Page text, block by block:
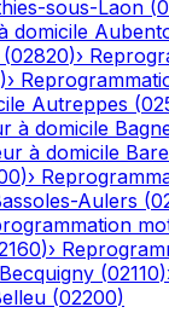
sous-Laon (
domicile
(02820)›
)›
Autreppes (
à domicile
à domicile
)›
Aulers (
)›
Becquigny (02110)
(02200)